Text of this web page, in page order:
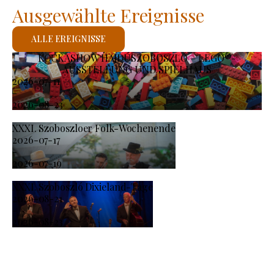
KOCKASHOW HAJDÚSZOBOSZLÓ – LEGO®-
AUSSTELLUNG UND SPIELHAUS
2026-07-11
-
2026-08-23
XXXI. Szoboszloer Folk-Wochenende
2026-07-17
-
2026-07-19
XXXI. Szoboszló Dixieland-Tage
2026-08-21
-
2026-08-23
Ausgewählte Ereignisse
ALLE EREIGNISSE